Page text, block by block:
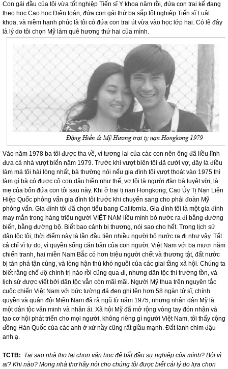
Con gái đầu của tôi vừa tốt nghiệp Tiến sĩ Y khoa năm rồi, đứa con trai kế đang
theo học Cao học Điện toán, đứa con gái thứ ba sắp tốt nghiệp Tiến sĩ Luật
khoa, và niềm hạnh phúc là tôi có đứa con trai út vừa vào học lớp hai. Có lẽ đây
là lý do tôi chọn Mỹ làm quê hương thứ hai của mình.
Vào năm 1978 ba tôi được tha về, vì tương lai của các con nên ông đã liều lĩnh
đưa cả nhà vượt biển năm 1979. Trước khi vượt biên tôi đã cưới vợ, đây là điều
làm má tôi hài lòng nhất, bà thường nói nếu gia đình tôi vượt thoát vào 1975 thì
làm gì bà có được cô con dâu hiền như thế, vợ tôi là người đàn bà tuyệt vời, là
mẹ của bốn đứa con tôi sau này. Khi ở trại tị nạn Hongkong, Cao Ủy Tị Nạn Liên
Hiệp Quốc phỏng vấn gia đình tôi trước khi chuyển sang cho phái đoàn Mỹ
phỏng vấn. Gia đình tôi đã chọn tiểu bang California. Gia đình tôi là một gia đình
may mắn trong hàng triệu người VIỆT NAM liều mình bỏ nước ra đi bằng đường
biển, bằng đường bộ. Biết bao cảnh bi thương, nói sao cho hết. Trong lịch sử
dân tộc tôi, thời điểm này là lần đầu tiên nhiều người bỏ nước ra đi như vậy. Tất
cả chỉ vì tự do, vì quyền sống căn bản của con người. Việt Nam với ba mươi năm
chiến tranh, hai miền Nam Bắc có hơn triệu người chết và thương tật, đất nước
bị tàn phá tận cùng, và lòng hận thù khó nguôi của các giai tầng xã hội. Chúng ta
biết rằng chế độ chính trị nào rồi cũng qua đi, nhưng dân tộc thì trường tồn, và
lịch sử được viết bởi dân tộc vẫn còn mãi mãi. Người Mỹ thua trên nguyên tắc
cuộc chiến Việt Nam với bức tường đá đen ghi tên hơn 58 ngàn tử sĩ, chính
quyền và quân đội Miền Nam đã rã ngũ từ năm 1975, nhưng nhân dân Mỹ là
một dân tộc văn minh và nhân ái. Xã hội Mỹ đã mở rộng vòng tay đón nhận và
tạo cơ hội phát triển cho mọi người, không riêng gì người Việt Nam, tôi thấy cộng
đồng Hàn Quốc của các anh ở xứ nầy cũng rất giầu mạnh. Đất lành chim đậu
anh ạ.
TCTB: Tại sao nhà thơ lại chọn văn học để bắt đầu sự nghiệp của mình? Bởi vì
ai? Khi nào? Mong nhà thơ hãy nói cho chúng tôi được biết cái lý do lựa chọn